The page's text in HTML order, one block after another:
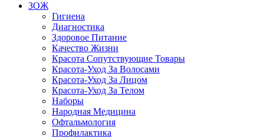
ЗОЖ
Гигиена
Диагностика
Здоровое Питание
Качество Жизни
Красота Сопутствующие Товары
Красота-Уход За Волосами
Красота-Уход За Лицом
Красота-Уход За Телом
Наборы
Народная Медицина
Офтальмология
Профилактика